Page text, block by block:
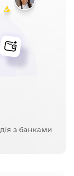
з банками